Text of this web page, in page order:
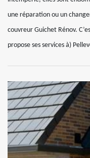
une réparation ou un
couvreur Guichet Rénov.
propose ses services à)